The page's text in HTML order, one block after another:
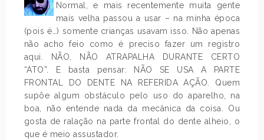
Normal, e mais recentemente muita gente
mais velha passou a usar – na minha época
(pois é…) somente crianças usavam isso. Não apenas
não acho feio como é preciso fazer um registro
aqui. NÃO, NÃO ATRAPALHA DURANTE CERTO
“ATO”. E basta pensar: NÃO SE USA A PARTE
FRONTAL DO DENTE NA REFERIDA AÇÃO. Quem
supõe algum obstáculo pelo uso do aparelho, na
boa, não entende nada da mecânica da coisa. Ou
gosta de ralação na parte frontal do dente alheio, o
que é meio assustador.